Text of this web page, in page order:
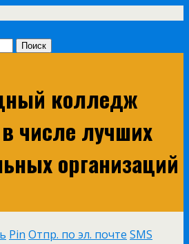
колледж
числе лучших
организаций
Pin Отпр. по эл. почте SMS